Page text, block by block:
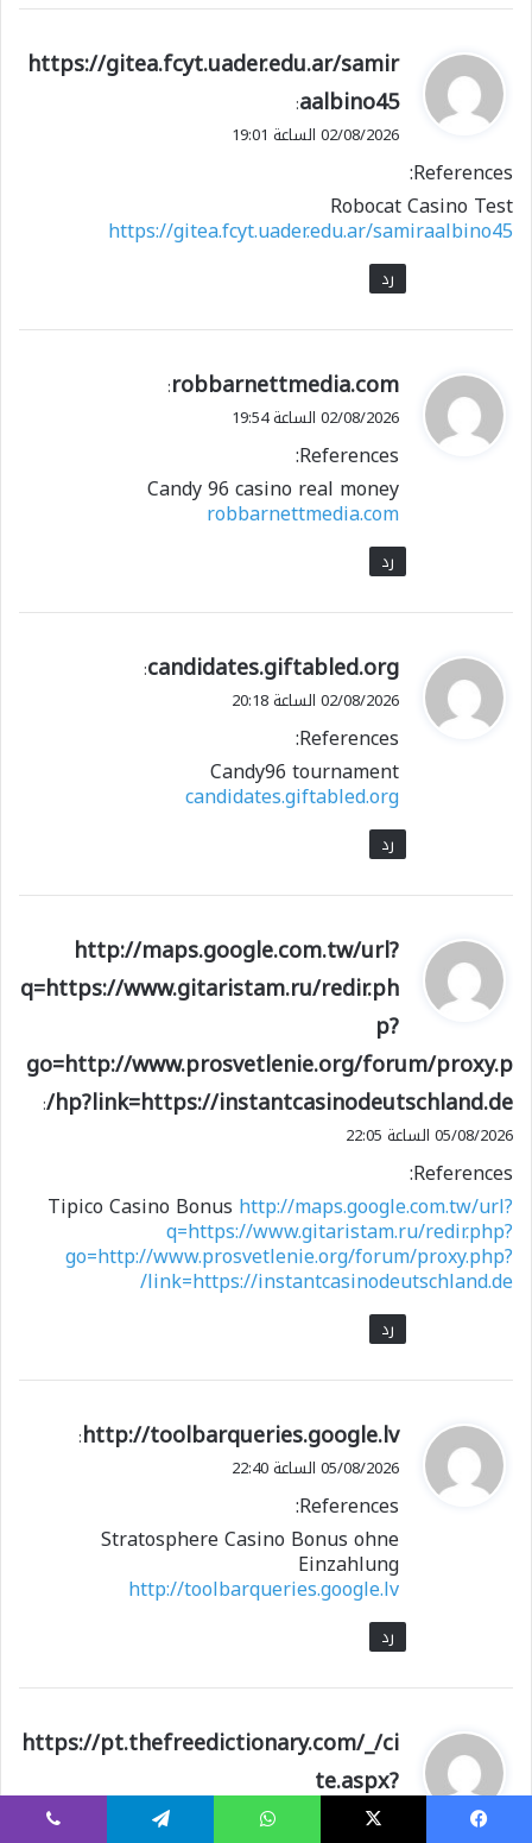
ي
ق
و
ل
https://gitea.fcyt.uader.edu.ar/samir
aalbino45
:
02/08/2026 الساعة 19:01
References:
Robocat Casino Test
https://gitea.fcyt.uader.edu.ar/samiraalbino45
رد
ي
ق
ل
robbarnettmedia.com
:
02/08/2026 الساعة 19:54
References:
Candy 96 casino real money
robbarnettmedia.com
رد
ي
ق
ل
candidates.giftabled.org
:
02/08/2026 الساعة 20:18
References:
Candy96 tournament
candidates.giftabled.org
رد
ي
ق
و
ل
http://maps.google.com.tw/url?
q=https://www.gitaristam.ru/redir.ph
p?
go=http://www.prosvetlenie.org/forum/proxy.p
hp?link=https://instantcasinodeutschland.de/
:
05/08/2026 الساعة 22:05
References:
Tipico Casino Bonus http://maps.google.com.tw/url?
q=https://www.gitaristam.ru/redir.php?
go=http://www.prosvetlenie.org/forum/proxy.php?
link=https://instantcasinodeutschland.de/
رد
ي
ق
ل
http://toolbarqueries.google.lv
:
05/08/2026 الساعة 22:40
References:
Stratosphere Casino Bonus ohne
Einzahlung
http://toolbarqueries.google.lv
رد
ي
ق
و
https://pt.thefreedictionary.com/_/ci
te.aspx?
url=https://typhon.astroempires.co